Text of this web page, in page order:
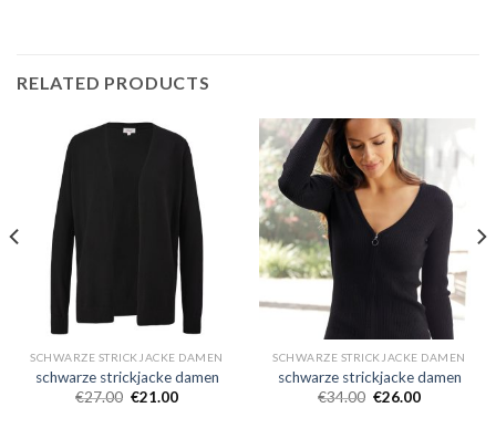
RELATED PRODUCTS
SCHWARZE STRICKJACKE DAMEN
schwarze strickjacke damen
€27.00 €21.00
SCHWARZE STRICKJACKE DAMEN
schwarze strickjacke damen
€34.00 €26.00